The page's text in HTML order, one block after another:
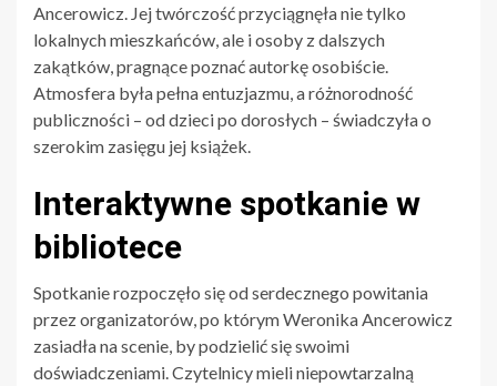
Ancerowicz. Jej twórczość przyciągnęła nie tylko
lokalnych mieszkańców, ale i osoby z dalszych
zakątków, pragnące poznać autorkę osobiście.
Atmosfera była pełna entuzjazmu, a różnorodność
publiczności – od dzieci po dorosłych – świadczyła o
szerokim zasięgu jej książek.
Interaktywne spotkanie w
bibliotece
Spotkanie rozpoczęło się od serdecznego powitania
przez organizatorów, po którym Weronika Ancerowicz
zasiadła na scenie, by podzielić się swoimi
doświadczeniami. Czytelnicy mieli niepowtarzalną